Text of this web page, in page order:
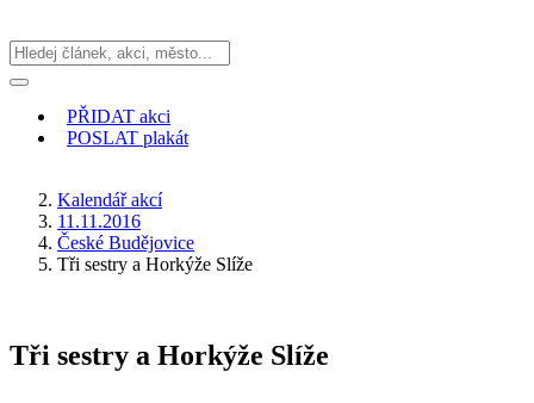
PŘIDAT akci
POSLAT plakát
Kalendář akcí
11.11.2016
České Budějovice
Tři sestry a Horkýže Slíže
Tři sestry a Horkýže Slíže